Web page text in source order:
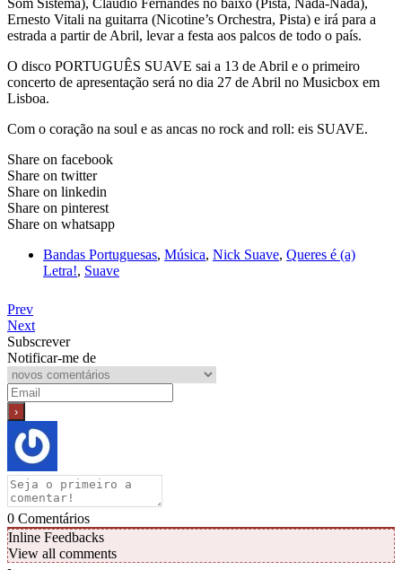
Som Sistema), Cláudio Fernandes no baixo (Pista, Nada-Nada),
Ernesto Vitali na guitarra (Nicotine’s Orchestra, Pista) e irá para a
estrada a partir de Abril, levar a festa aos palcos de todo o país.
O disco PORTUGUÊS SUAVE sai a 13 de Abril e o primeiro
concerto de apresentação será no dia 27 de Abril no Musicbox em
Lisboa.
Com o coração na soul e as ancas no rock and roll: eis SUAVE.
Share on facebook
Share on twitter
Share on linkedin
Share on pinterest
Share on whatsapp
Bandas Portuguesas, Música, Nick Suave, Queres é (a)
Letra!, Suave
Prev
Next
Subscrever
Notificar-me de
0 Comentários
Inline Feedbacks
View all comments